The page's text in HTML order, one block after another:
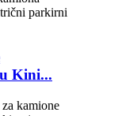
Kini...